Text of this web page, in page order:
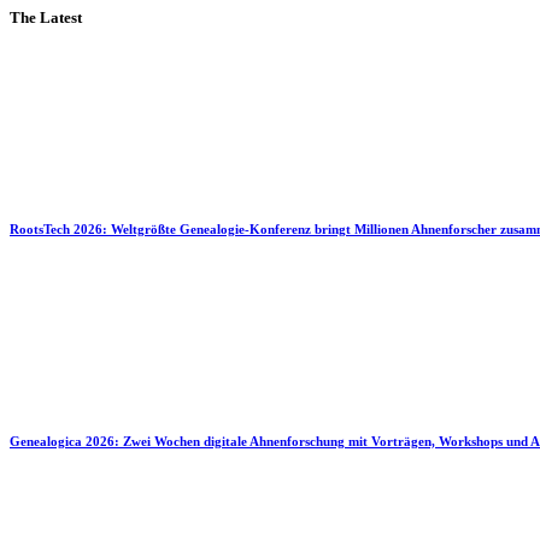
The Latest
RootsTech 2026: Weltgrößte Genealogie-Konferenz bringt Millionen Ahnenforscher
Genealogica 2026: Zwei Wochen digitale Ahnenforschung mit Vorträgen, Workshops und